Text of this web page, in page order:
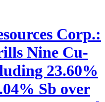
Corp.:
Nine Cu-
23.60%
Sb over